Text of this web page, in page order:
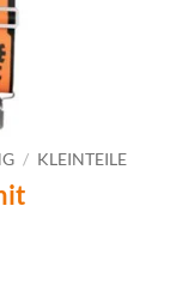
/ KLEINTEILE